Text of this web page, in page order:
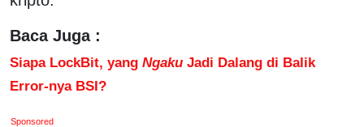
Baca Juga :
Siapa LockBit, yang Ngaku Jadi Dalang di Balik
Error-nya BSI?
Sponsored